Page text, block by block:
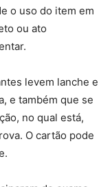
o uso do item em
ou ato
levem lanche e
e também que se
no qual está,
O cartão pode